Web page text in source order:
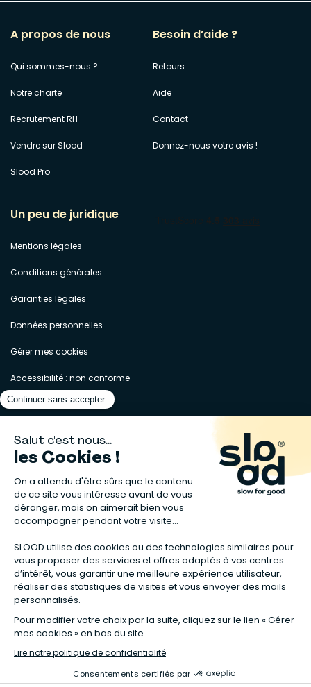
A propos de nous
Qui sommes-nous ?
Notre charte
Recrutement RH
Vendre sur Slood
Slood Pro
Besoin d’aide ?
Retours
Aide
Contact
Donnez-nous votre avis !
Un peu de juridique
Mentions légales
Conditions générales
Garanties légales
Données personnelles
Gérer mes cookies
Accessibilité : non conforme
Matelas naturels⋅Graines bio⋅ Lits bébés en bois⋅Déodorant bio⋅Sapin
en bois⋅Complement alimentaire naturel
Calendrier de l’Avent gourmand⋅Couche bio⋅Anti-nuisible⋅Poeles
Ventilateurs de plafond
dans la fiche produit. Tous les codes promos applicables sur Slood sont
**Valable sur les chambres complètes Sauthon taguées en Offre